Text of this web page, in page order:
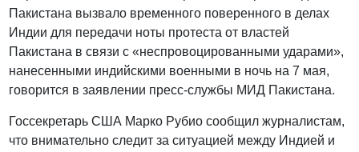
Пакистана вызвало временного поверенного в делах
Индии для передачи ноты протеста от властей
Пакистана в связи с «неспровоцированными ударами»,
нанесенными индийскими военными в ночь на 7 мая,
говорится в заявлении пресс-службы МИД Пакистана.
Госсекретарь США Марко Рубио сообщил журналистам,
что внимательно следит за ситуацией между Индией и